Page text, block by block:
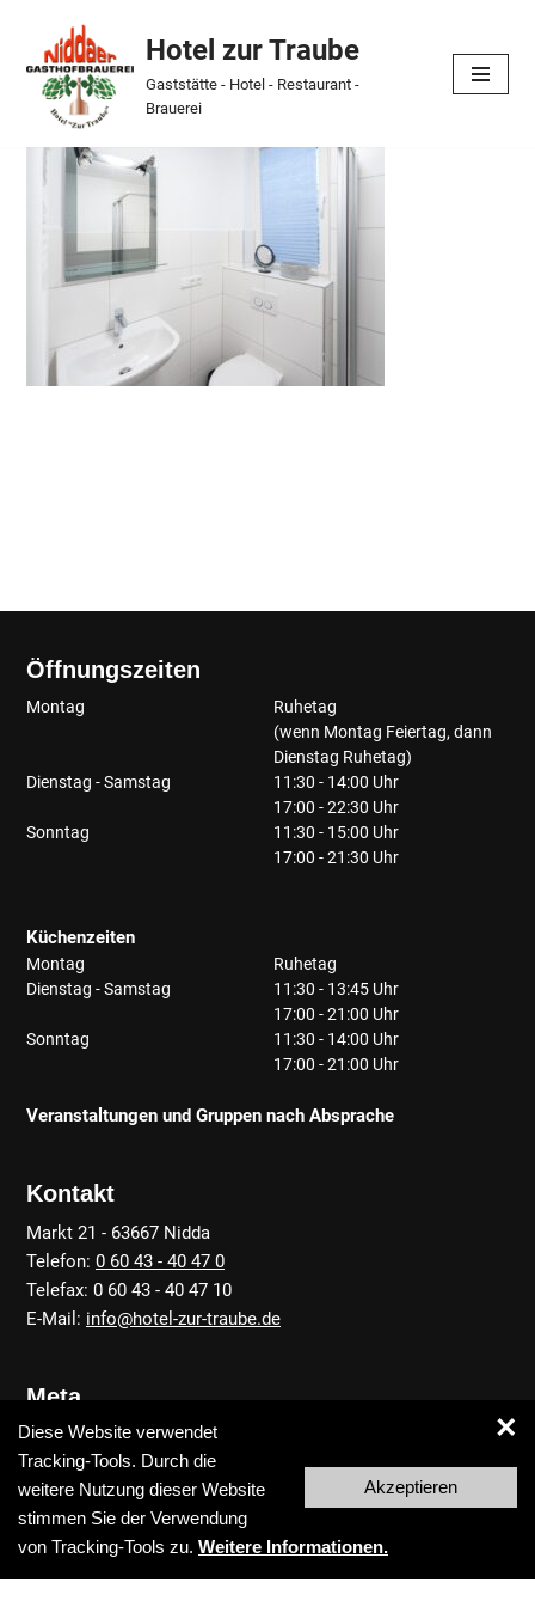
Skip
content
Hotel zur Traube
Gaststätte - Hotel - Restaurant -
Brauerei
Öffnungszeiten
Montag
Ruhetag
(wenn Montag Feiertag, dann
Dienstag Ruhetag)
Dienstag - Samstag
11:30 - 14:00 Uhr
17:00 - 22:30 Uhr
Sonntag
11:30 - 15:00 Uhr
17:00 - 21:30 Uhr
Küchenzeiten
Montag
Ruhetag
Dienstag - Samstag
11:30 - 13:45 Uhr
17:00 - 21:00 Uhr
Sonntag
11:30 - 14:00 Uhr
17:00 - 21:00 Uhr
Veranstaltungen und Gruppen nach Absprache
Kontakt
Markt 21 - 63667 Nidda
Telefon: 0 60 43 - 40 47 0
Telefax: 0 60 43 - 40 47 10
E-Mail: info@hotel-zur-traube.de
Meta
Anfahrt
Kontakt
Datenschutz
Impressum
×
Akzeptieren
Diese Website verwendet
Tracking-Tools. Durch die
weitere Nutzung dieser Website
stimmen Sie der Verwendung
von Tracking-Tools zu. Weitere Informationen.